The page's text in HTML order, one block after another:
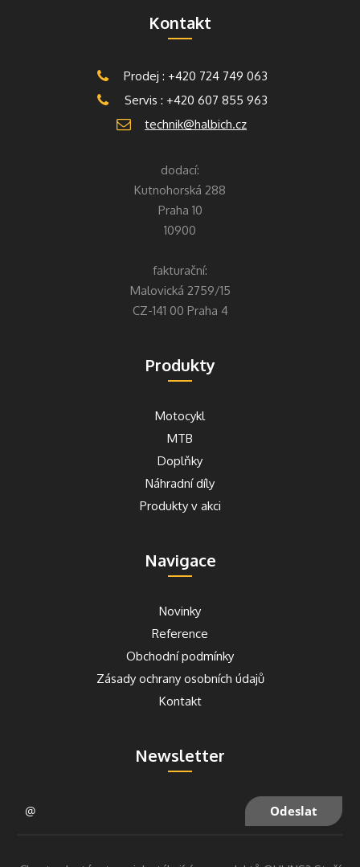
Kontakt
Prodej : +420 724 749 063
Servis : +420 607 855 963
technik@halbich.cz
dodací:
Kutnohorská 288
Praha 10
10900
fakturační:
Malovická 2759/15
CZ-141 00 Praha 4
Produkty
Motocykl
MTB
Doplňky
Náhradní díly
Produkty v akci
Navigace
Novinky
Reference
Obchodní podmínky
Zásady ochrany osobních údajů
Kontakt
Newsletter